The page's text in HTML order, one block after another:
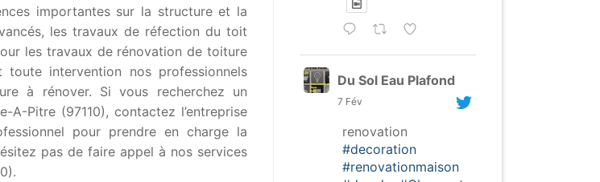
importantes sur la structure et la
les travaux de réfection du toit
les travaux de rénovation de toiture
intervention nos professionnels
à rénover. Si vous recherchez un
Pitre (97110), contactez l’entreprise
pour prendre en charge la
pas de faire appel à nos services
Du Sol Eau Plafond
7 Fév
renovation
#decoration
#renovationmaison